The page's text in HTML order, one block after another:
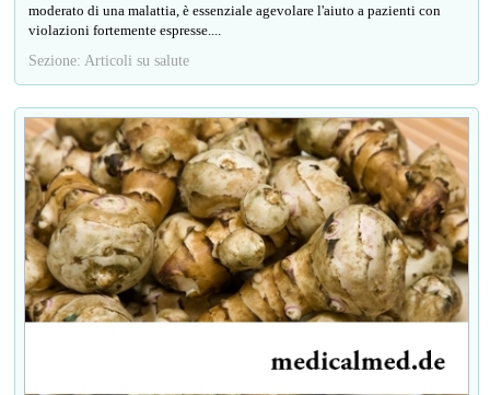
moderato di una malattia, è essenziale agevolare l'aiuto a pazienti con
violazioni fortemente espresse....
Sezione: Articoli su salute